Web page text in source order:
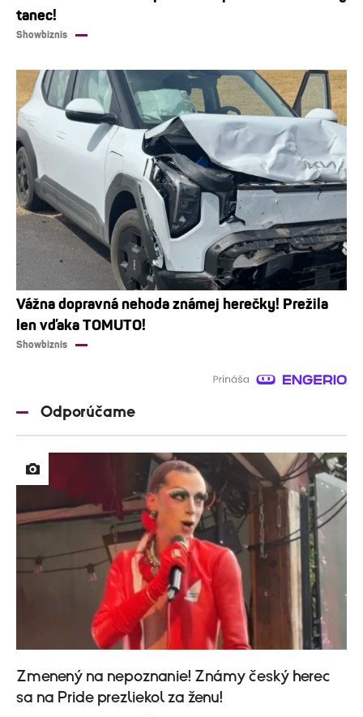
tanec!
Showbiznis
Vážna dopravná nehoda známej herečky! Prežila
len vďaka TOMUTO!
Showbiznis
Odporúčame
Zmenený na nepoznanie! Známy český herec
sa na Pride prezliekol za ženu!